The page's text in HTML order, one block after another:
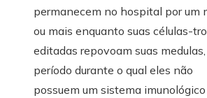
permanecem no hospital por um
ou mais enquanto suas células-
editadas repovoam suas medulas,
período durante o qual eles não
possuem um sistema imunológico